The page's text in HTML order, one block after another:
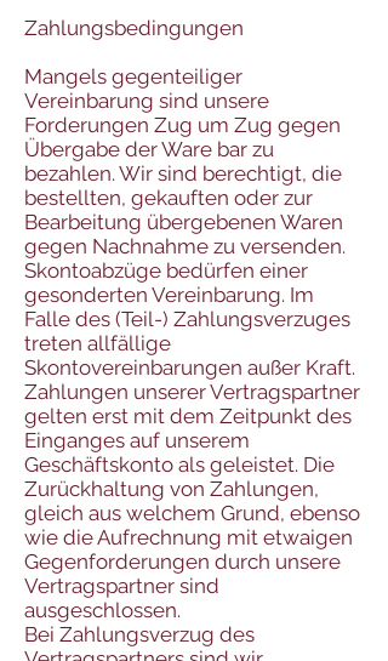
Zahlungsbedingungen
Mangels gegenteiliger
Vereinbarung sind unsere
Forderungen Zug um Zug gegen
Übergabe der Ware bar zu
bezahlen. Wir sind berechtigt, die
bestellten, gekauften oder zur
Bearbeitung übergebenen Waren
gegen Nachnahme zu versenden.
Skontoabzüge bedürfen einer
gesonderten Vereinbarung. Im
Falle des (Teil-) Zahlungsverzuges
treten allfällige
Skontovereinbarungen außer Kraft.
Zahlungen unserer Vertragspartner
gelten erst mit dem Zeitpunkt des
Einganges auf unserem
Geschäftskonto als geleistet. Die
Zurückhaltung von Zahlungen,
gleich aus welchem Grund, ebenso
wie die Aufrechnung mit etwaigen
Gegenforderungen durch unsere
Vertragspartner sind
ausgeschlossen.
Bei Zahlungsverzug des